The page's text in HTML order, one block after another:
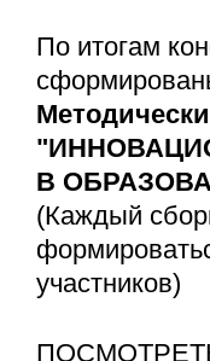
По итогам
В
(Каждый
участников)